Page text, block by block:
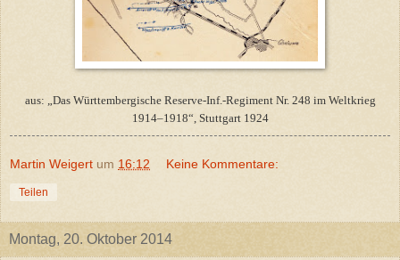
aus: „Das Württembergische Reserve-Inf.-Regiment Nr. 248 im Weltkrieg
1914–1918“, Stuttgart 1924
Martin Weigert um 16:12 Keine Kommentare:
Teilen
Montag, 20. Oktober 2014